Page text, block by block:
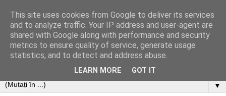
▼
This site uses cookies from Google to deliver its services
and to analyze traffic. Your IP address and user-agent are
shared with Google along with performance and security
metrics to ensure quality of service, generate usage
statistics, and to detect and address abuse.
LEARN MORE GOT IT